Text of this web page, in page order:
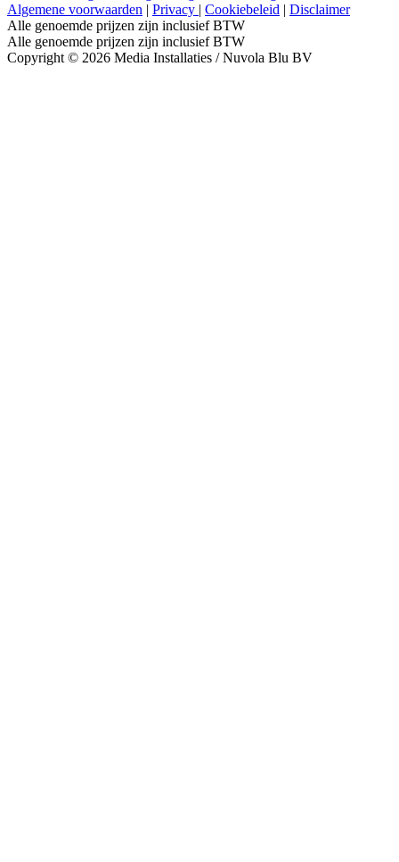
Algemene voorwaarden | Privacy | Cookiebeleid | Disclaimer
Alle genoemde prijzen zijn inclusief BTW
Alle genoemde prijzen zijn inclusief BTW
Copyright © 2026 Media Installaties / Nuvola Blu BV